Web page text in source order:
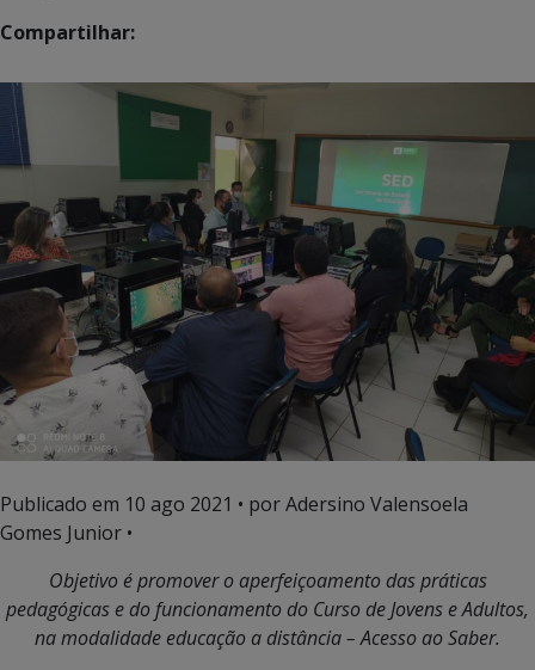
Compartilhar:
Publicado em 10 ago 2021 • por Adersino Valensoela
Gomes Junior •
Objetivo é promover o aperfeiçoamento das práticas
pedagógicas e do funcionamento do Curso de Jovens e Adultos,
na modalidade educação a distância – Acesso ao Saber.